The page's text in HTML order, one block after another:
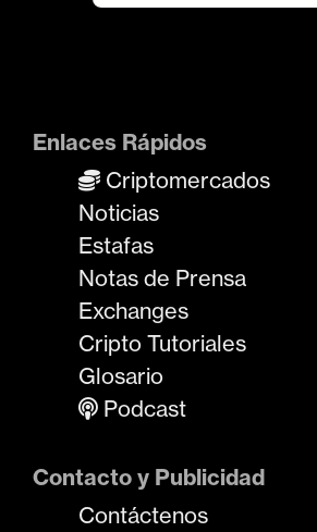
Enlaces Rápidos
Criptomercados
Noticias
Estafas
Notas de Prensa
Exchanges
Cripto Tutoriales
Glosario
Podcast
Contacto y Publicidad
Contáctenos